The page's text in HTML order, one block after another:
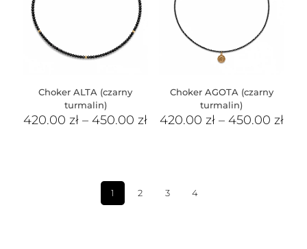
Choker ALTA (czarny
turmalin)
420.00zł –450.00zł
Choker AGOTA (czarny
turmalin)
420.00 zł– 450.00 zł
1 2 3 4